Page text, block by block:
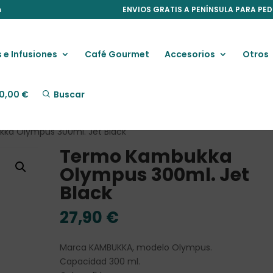
ENVIOS GRATIS A PENÍNSULA PARA
e Infusiones Café Gourmet Accesorios Otros
0,00 € Buscar
Olympus 300ml. Jet Black
Termo Kambukka
Olympus 300ml. Jet
Black
27,90 €
Marca KAMBUKKA, modelo Olympus.
Capacidad 300 ml.